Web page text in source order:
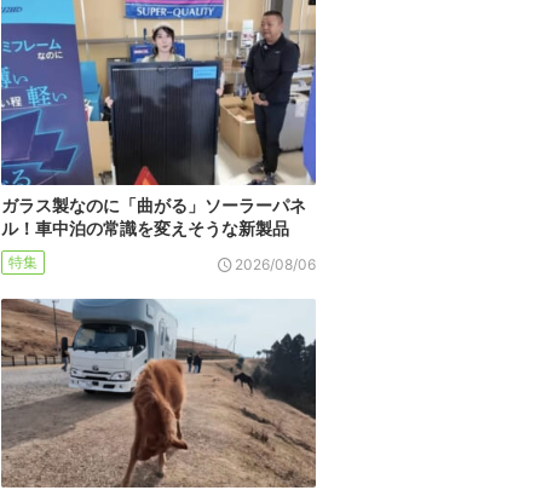
ガラス製なのに「曲がる」ソーラーパネ
ル！車中泊の常識を変えそうな新製品
特集 2026/08/06